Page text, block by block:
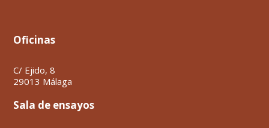
Oficinas
C/ Ejido, 8
29013 Málaga
Sala de ensayos